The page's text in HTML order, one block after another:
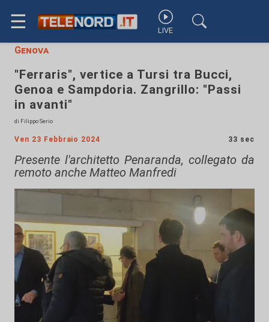
☰ LIVE
Genova
"Ferraris", vertice a Tursi tra Bucci,
Genoa e Sampdoria. Zangrillo: "Passi
in avanti"
di Filippo Serio
Ven 23 Febbraio 2024 33 sec
Presente l'architetto Penaranda, collegato da
remoto anche Matteo Manfredi